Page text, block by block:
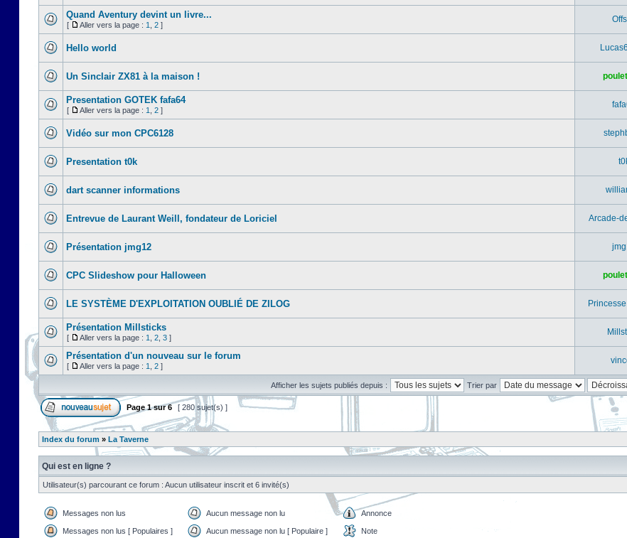
Quand Aventury devint un livre...
[ Aller vers la page : 1 2 ]
Hello world
Un Sinclair ZX81 à la maison !
Presentation GOTEK fafa64
[ Aller vers la page : 1 2 ]
Vidéo sur mon CPC6128
Presentation t0k
dart scanner informations
Entrevue de Laurant Weill, fondateur de Loriciel Arcade-
Présentation jmg12
CPC Slideshow pour Halloween
LE SYSTÈME D'EXPLOITATION OUBLIÉ DE ZILOG
Présentation Millsticks
[ Aller vers la page : 1 2 3 ]
Présentation d'un nouveau sur le forum
[ Aller vers la page : 1 2 ]
Afficher les sujets publiés depuis : Trier par
Page1sur6 [ 280 sujet(s) ]
Index du forum » La Taverne
Qui est en ligne ?
Utilisateur(s) parcourant ce forum : Aucun utilisateur inscrit et 6 invité(s)
Messages non lus Aucun message non lu Annonce
Messages non lus [ Populaires ] Aucun message non lu [ Populaire ] Note